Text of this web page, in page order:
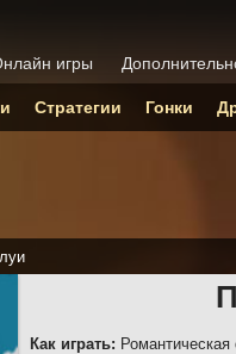
Как играть: Романтическая
игры
Стратегии Гонки